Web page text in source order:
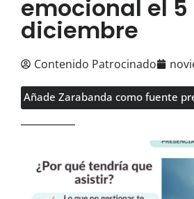
emocional el 5
diciembre
Contenido Patrocinado
Añade Zarabanda como fuente